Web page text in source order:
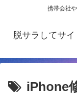
携帯会社
脱サラしてサ
iPhone